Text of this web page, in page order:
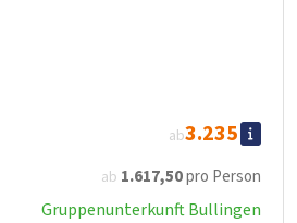
ab 1.617,50pro Person
ab3.235
Gruppenunterkunft Bullingen